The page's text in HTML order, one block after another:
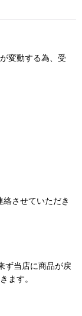
変動する為、受
させていただき
ず当店に商品が戻
ます。